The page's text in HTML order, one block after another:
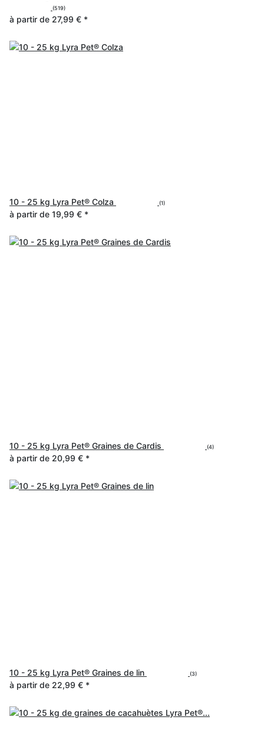
(519)
à partir de 27,99 € *
10 - 25 kg Lyra Pet® Colza (1)
à partir de 19,99 € *
10 - 25 kg Lyra Pet® Graines de Cardis (4)
à partir de 20,99 € *
10 - 25 kg Lyra Pet® Graines de lin (3)
à partir de 22,99 € *